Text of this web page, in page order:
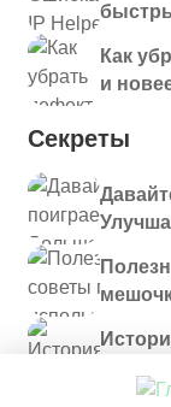
Как
и
Секреты